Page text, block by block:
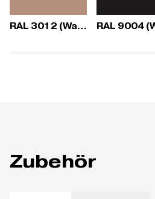
RAL 3012 (Wave)
Zubehör